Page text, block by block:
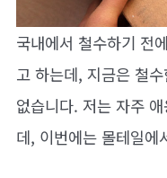
국내에서 철수하기 전
고 하는데, 지금은 철
없습니다. 저는 자주
데, 이번에는 몰테일에